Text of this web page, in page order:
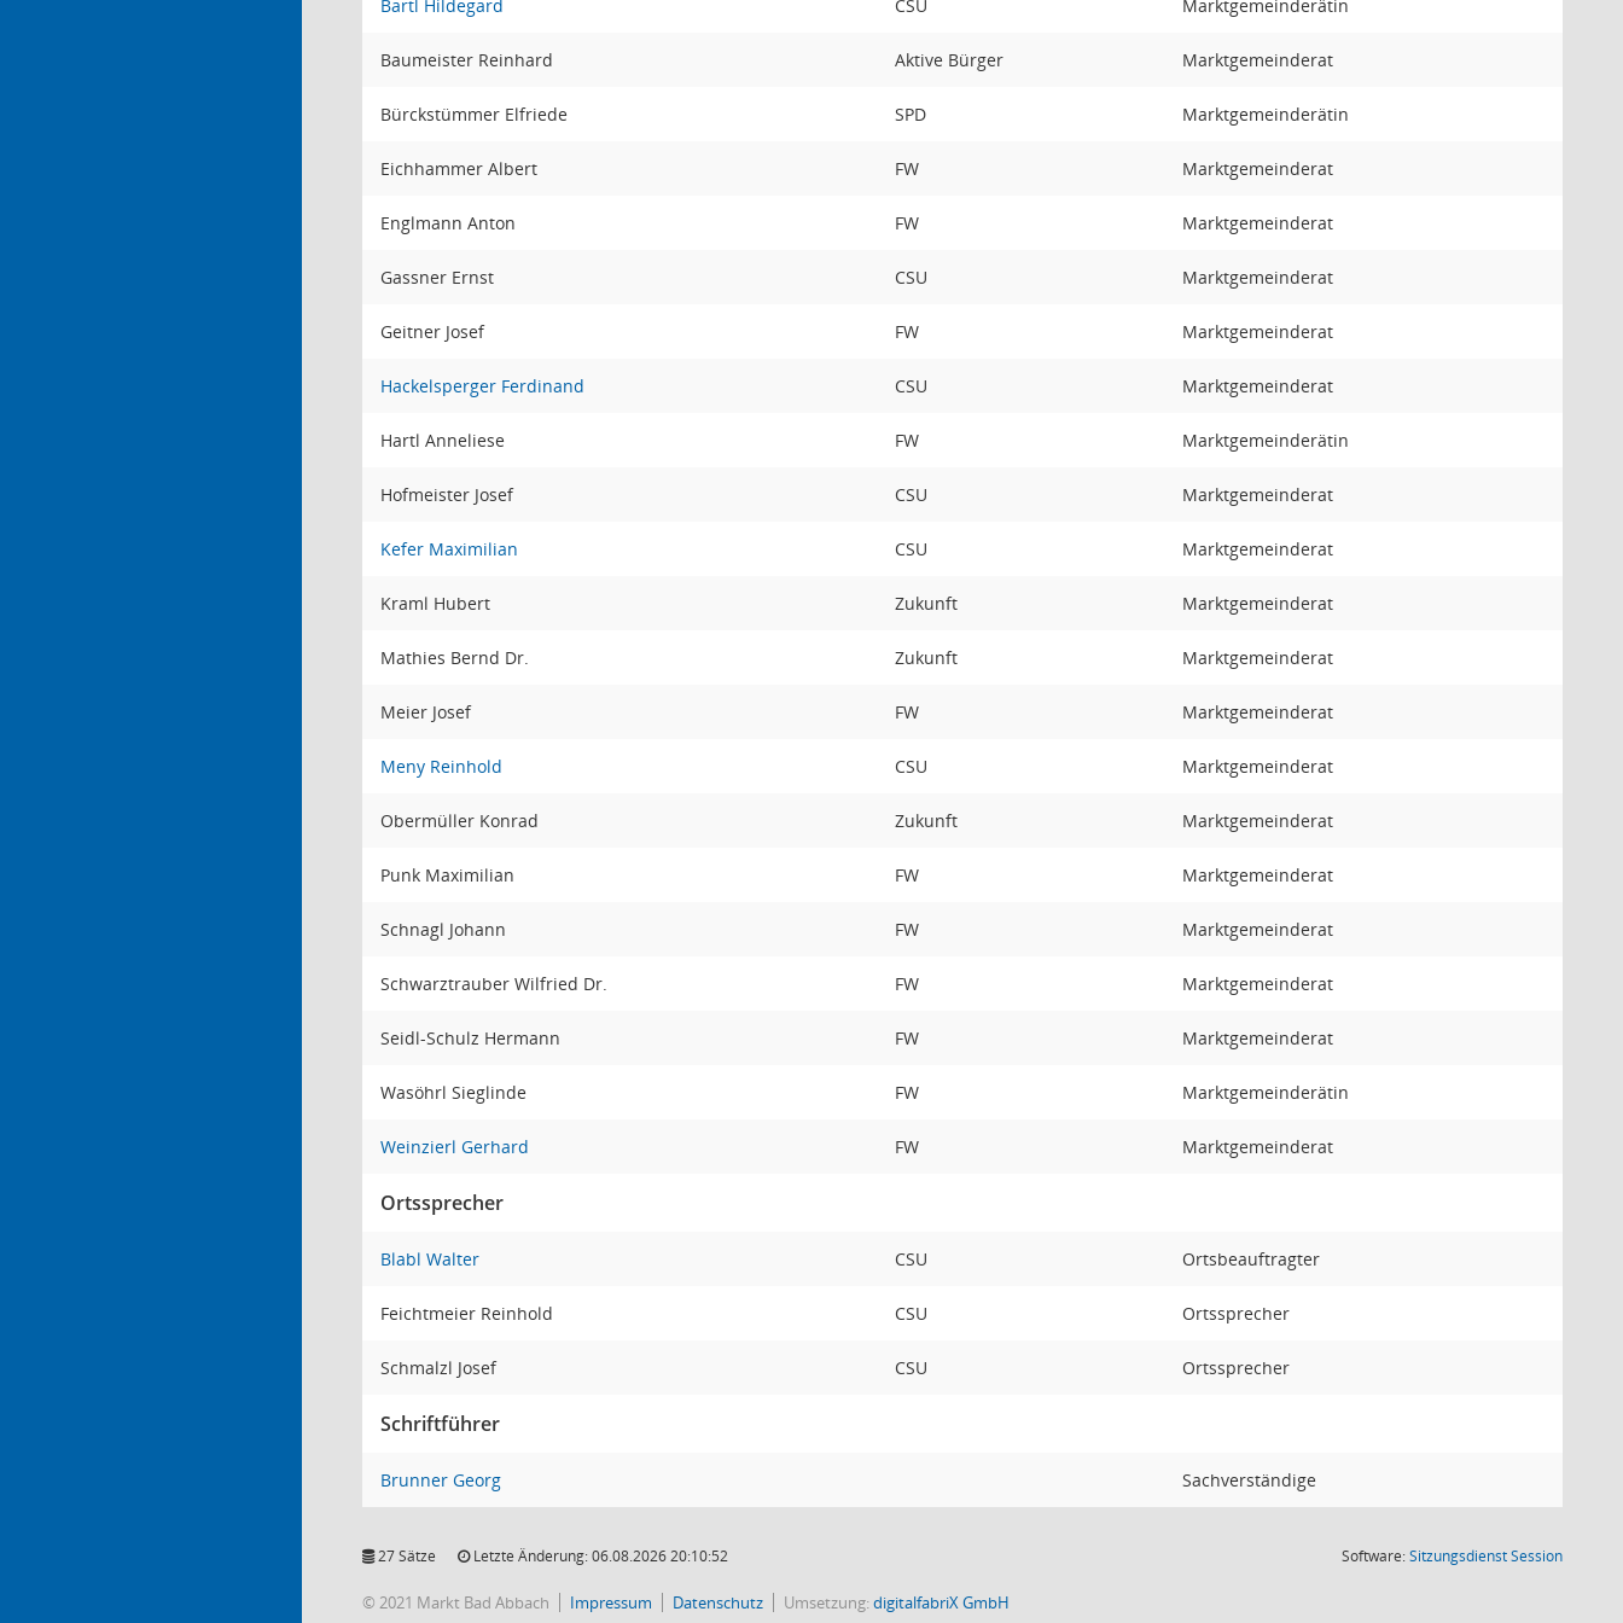
Bartl Hildegard CSU Marktgemeinderätin
Baumeister Reinhard Aktive Bürger Marktgemeinderat
Bürckstümmer Elfriede SPD Marktgemeinderätin
Eichhammer Albert FW Marktgemeinderat
Englmann Anton FW Marktgemeinderat
Gassner Ernst CSU Marktgemeinderat
Geitner Josef FW Marktgemeinderat
Hackelsperger Ferdinand CSU Marktgemeinderat
Hartl Anneliese FW Marktgemeinderätin
Hofmeister Josef CSU Marktgemeinderat
Kefer Maximilian CSU Marktgemeinderat
Kraml Hubert Zukunft Marktgemeinderat
Mathies Bernd Dr. Zukunft Marktgemeinderat
Meier Josef FW Marktgemeinderat
Meny Reinhold CSU Marktgemeinderat
Obermüller Konrad Zukunft Marktgemeinderat
Punk Maximilian FW Marktgemeinderat
Schnagl Johann FW Marktgemeinderat
Schwarztrauber Wilfried Dr. FW Marktgemeinderat
Seidl-Schulz Hermann FW Marktgemeinderat
Wasöhrl Sieglinde FW Marktgemeinderätin
Weinzierl Gerhard FW Marktgemeinderat
Ortssprecher
Blabl Walter CSU Ortsbeauftragter
Feichtmeier Reinhold CSU Ortssprecher
Schmalzl Josef CSU Ortssprecher
Schriftführer
Brunner Georg Sachverständige
27 Sätze Letzte Änderung: 06.08.2026 20:10:52 Software:SitzungsdienstSession(Wird in
© 2021 Markt Bad Abbach Impressum Datenschutz Umsetzung:digitalfabriX GmbH